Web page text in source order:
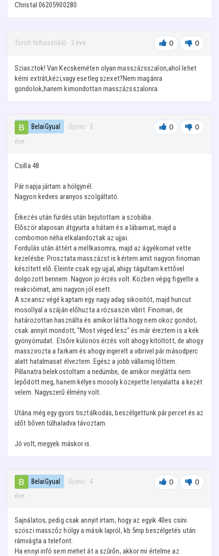
Christal 06205900280
Törölt felhasználó · 3 éve 0 0
Sziasztok! Van Kecskeméten olyan masszázsszalon,ahol lehet
kérni extrát,kézi,vagy esetleg szexet?Nem magánra
gondolok,hanem kimondottan masszázsszalonra.
BelaiGyual · Újonc · 3
éve
0 0
Csilla 48
Pár napja jártam a hölgynél.
Nagyon kedves aranyos szolgáltató.
Érkezés után fürdés után bejutottam a szobába.
Először alaposan átgyurta a hátam és a lábaimat, majd a
combomon néha elkalandoztak az ujjai.
Fordulás után áttért a mellkasomra, majd az ágyékomat vette
kezelésbe. Prosztata masszázst is kértem amit nagyon finoman
készített elő. Eleinte csak egy ujjal, ahigy tágultam kettővel
dolgozott bennem. Nagyon jo érzés volt. Közben végig figyelte a
reakcióimat, ami nagyon jól esett.
A szeansz végé kaptam egy nagy adag sikositót, majd huncut
mosollyal a száján előhuzta a rózsaszin vibrit. Finoman, de
határozottan használta és amikor látta hogy nem okoz gondot,
csak annyit mondott, "Most véged lesz" és már éreztem is a kék
gyönyörrudat. Elsőre különös érzés volt ahogy kitöltött, de ahogy
masszirozta a farkam és ahogy ingerelt a vibrivel pár másodperc
alatt hatalmasat élveztem. Egész a jobb vállamig lőttem.
Pillanatra belekostoltam a nedümbe, de amikor meglátta nem
lepődött meg, hanem kélyes mosoly közepette lenyalatta a kezét
velem. Nagyszerű élmény volt.
Utána még egy gyors tisztálkodás, beszélgettünk pár percet és az
időt bőven túlhaladva távoztam.
Jó volt, megyek máskor is.
BelaiGyual · Újonc · 4
éve
0 0
Sajnálatos, pedig csak annyit irtam, hogy az egyik 40es csini
szöszi masszőz hölgy a másik lapról, kb 5mp beszélgetés után
rámvágta a telefont.
Ha ennyi infó sem mehet át a szűrőn, akkor mi értelme az